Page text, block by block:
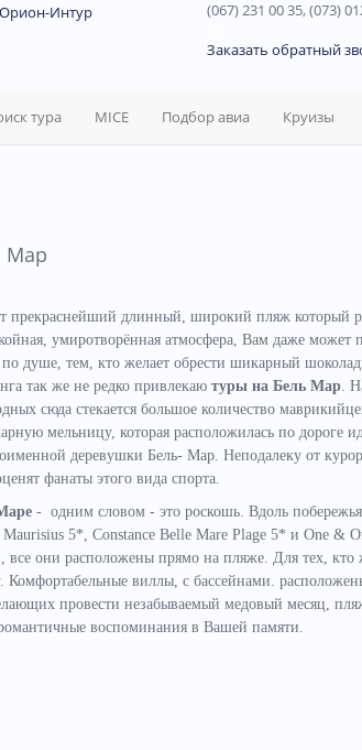
(067) 231 00 35, (073)
Заказать обратный
тура MICE Подбор авиа Круизы
Мар
прекраснейший длинный, широкий пляж который
умиротворённая атмосфера, Вам даже может
душе, тем, кто желает обрести шикарный
так же не редко привлекаю туры на Бель Мар.
сюда стекается большое количество
мельницу, которая расположилась по
деревушки Бель- Мар. Неподалеку от
фанаты этого вида спорта.
- одним словом - это роскошь. Вдоль
5*, Constance Belle Mare Plage 5* и One &
все они расположены прямо на пляже. Для тех, кто
Комфортабельные виллы, с бассейнами.
провести незабываемый медовый месяц,
воспоминания в Вашей памяти.